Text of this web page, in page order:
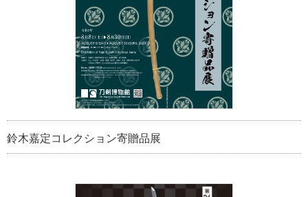
鈴木嘉定コレクション寄贈品展